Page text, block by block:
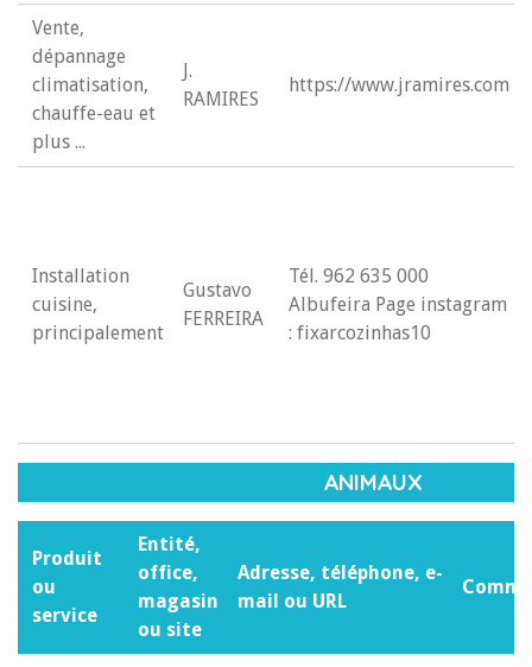
Vente,
dépannage
climatisation,
chauffe-eau et
plus ...
J.
RAMIRES
https://www.jramires.com
Installation
cuisine,
principalement
Gustavo
FERREIRA
Tél. 962 635 000
Albufeira Page instagram
: fixarcozinhas10
ANIMAUX
Produit
ou
service
Entité,
office,
magasin
ou site
Adresse, téléphone, e-
mail ou URL